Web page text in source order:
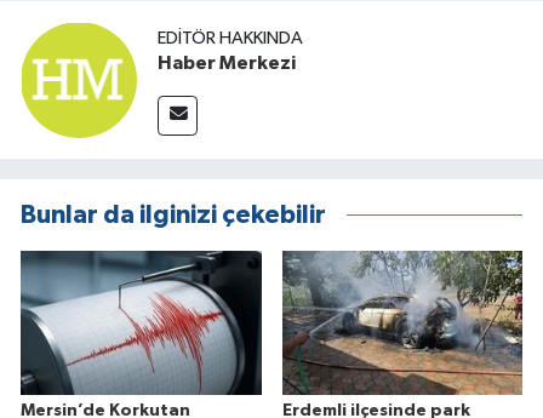
EDITÖR HAKKINDA
Haber Merkezi
Bunlar da ilginizi çekebilir
Mersin’de Korkutan
Erdemli ilçesinde park